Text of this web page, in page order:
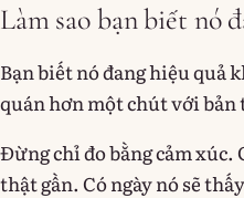
Làm sao bạn biết nó
Bạn biết nó đang hiệu quả
quán hơn một chút với bản
Đừng chỉ đo bằng cảm xúc.
thật gần. Có ngày nó sẽ